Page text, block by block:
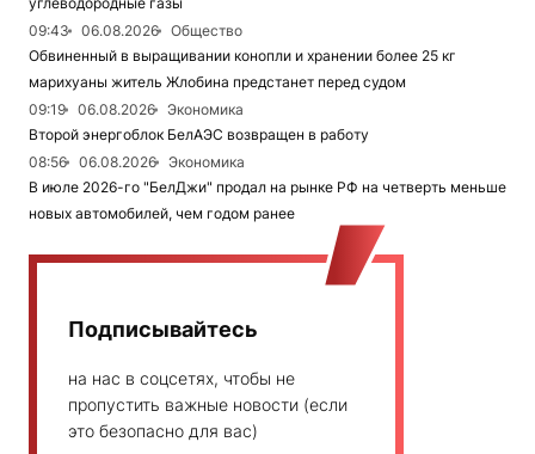
09:43
06.08.2026
Общество
Обвиненный в выращивании конопли и хранении более 25 кг
марихуаны житель Жлобина предстанет перед судом
09:19
06.08.2026
Экономика
Второй энергоблок БелАЭС возвращен в работу
08:56
06.08.2026
Экономика
В июле 2026-го "БелДжи" продал на рынке РФ на четверть меньше
новых автомобилей, чем годом ранее
Подписывайтесь
на нас в соцсетях, чтобы не
пропустить важные новости (если
это безопасно для вас)